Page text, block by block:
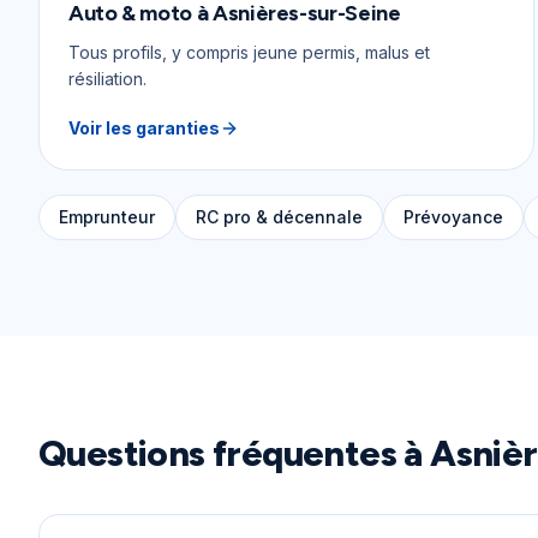
Auto & moto àAsnières-sur-Seine
Tous profils, y compris jeune permis, malus et
résiliation.
Voir les garanties
Emprunteur RC pro & décennale Prévoyance
Questions fréquentes à